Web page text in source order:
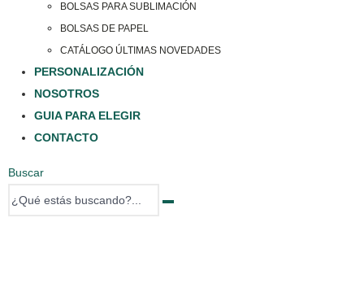
BOLSAS PARA SUBLIMACIÓN
BOLSAS DE PAPEL
CATÁLOGO ÚLTIMAS NOVEDADES
PERSONALIZACIÓN
NOSOTROS
GUIA PARA ELEGIR
CONTACTO
Buscar